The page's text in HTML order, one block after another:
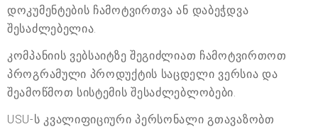
დოკუმენტების ჩამოტვირთვა ან დაბეჭდვა
შესაძლებელია.
კომპანიის ვებსაიტზე შეგიძლიათ ჩამოტვირთოთ
პროგრამული პროდუქტის საცდელი ვერსია და
შეამოწმოთ სისტემის შესაძლებლობები.
USU-ს კვალიფიციური პერსონალი გთავაზობთ